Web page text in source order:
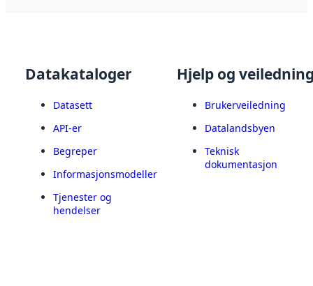
Datakataloger
Datasett
API-er
Begreper
Informasjonsmodeller
Tjenester og
hendelser
Hjelp og
Brukerveiledning
Datalandsbyen
Teknisk
dokumentasjon